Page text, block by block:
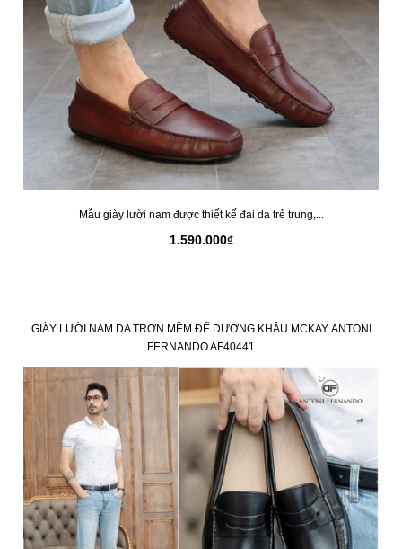
Mẫu giày lười nam được thiết kế đai da trẻ trung,...
1.590.000₫
GIÀY LƯỜI NAM DA TRƠN MỀM ĐẾ DƯƠNG KHÂU MCKAY. ANTONI
FERNANDO AF40441